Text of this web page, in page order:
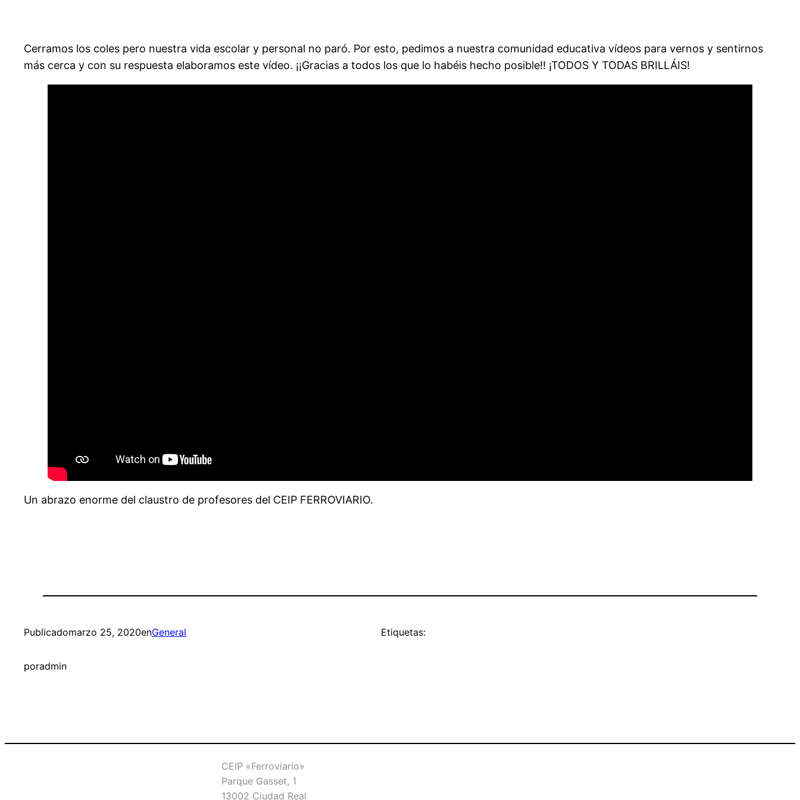
Cerramos los coles pero nuestra vida escolar y personal no paró. Por esto, pedimos a nuestra comunidad educativa vídeos para vernos y sentirnos
más cerca y con su respuesta elaboramos este vídeo. ¡¡Gracias a todos los que lo habéis hecho posible!! ¡TODOS Y TODAS BRILLÁIS!
Un abrazo enorme del claustro de profesores del CEIP FERROVIARIO.
Publicadomarzo 25, 2020enGeneral
poradmin
Etiquetas:
CEIP «Ferroviario»
Parque Gasset, 1
13002 Ciudad Real